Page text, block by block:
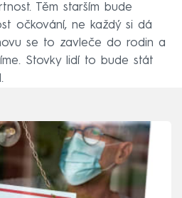
Těm starším bude
očkování, ne každý si dá
se to zavleče do rodin a
Stovky lidí to bude stát